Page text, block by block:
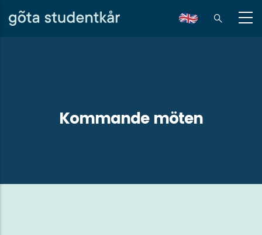
Hoppa
till
en
Kommande möten